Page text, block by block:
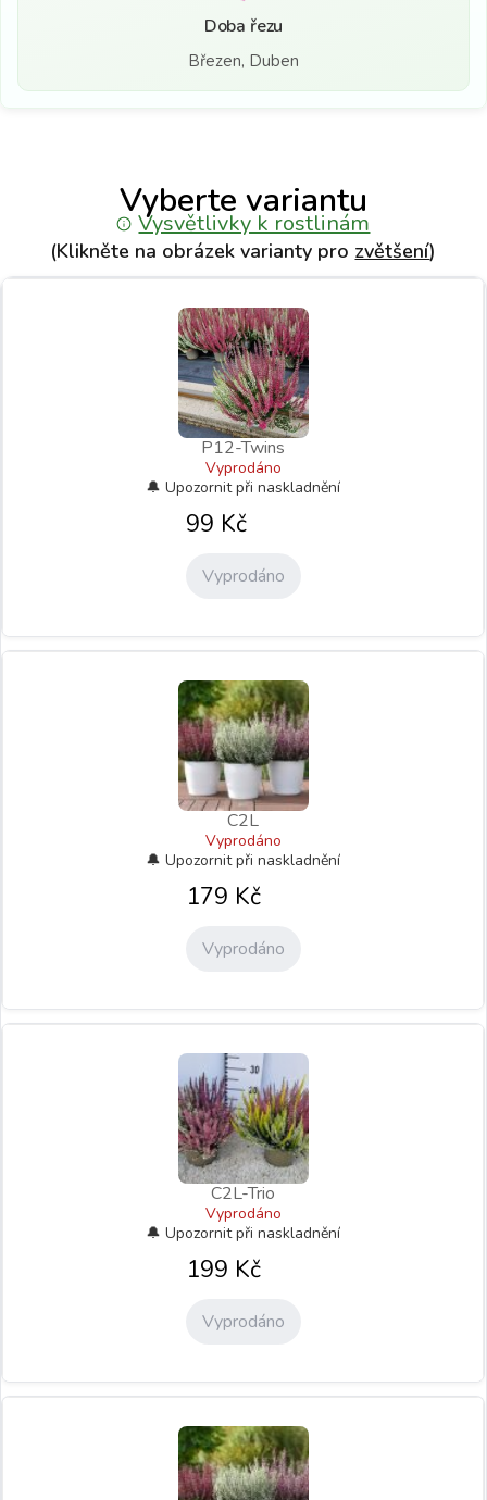
Doba řezu
Březen, Duben
Vyberte variantu
Vysvětlivky k rostlinám
(Klikněte na obrázek varianty pro zvětšení)
P12-Twins
Vyprodáno
99 Kč
Vyprodáno
C2L
Vyprodáno
179 Kč
Vyprodáno
C2L-Trio
Vyprodáno
199 Kč
Vyprodáno